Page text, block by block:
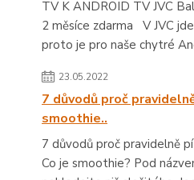
TV K ANDROID TV JVC
2 měsíce zdarma V JVC
proto je pro naše chytré
23.05.2022
7 důvodů proč
smoothie..
7 důvodů proč pravidelně
Co je smoothie? Pod